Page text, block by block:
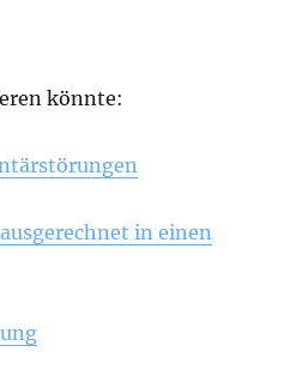
könnte:
in einen